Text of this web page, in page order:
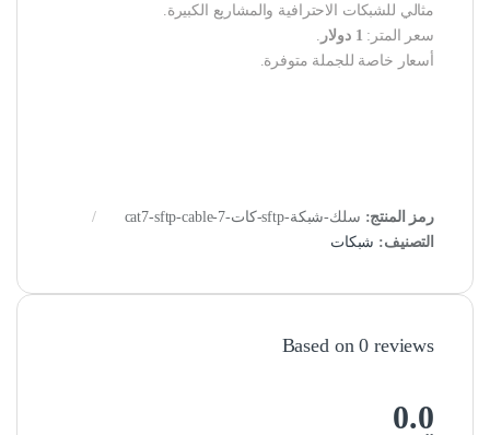
مثالي للشبكات الاحترافية والمشاريع الكبيرة.
سعر المتر: 1 دولار
أسعار خاصة للجملة متوفرة.
رمز المنتج: سلك-شبكة-sftp-كات-7-cat7-sftp-cable
التصنيف: شبكات
Based on 0 reviews
0.0